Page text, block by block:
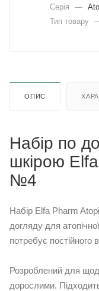
Серія
—
Тип товару
ОПИС
Набір по
шкірою
№4
Набір Elfa Pharm
догляду для
потребує постійного
Розроблений для
дорослими.